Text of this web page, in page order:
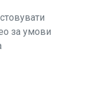
за умови